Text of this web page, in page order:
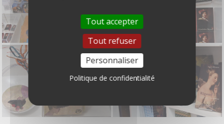
Tout accepter
Tout refuser
Personnaliser
Politique de confidentialité